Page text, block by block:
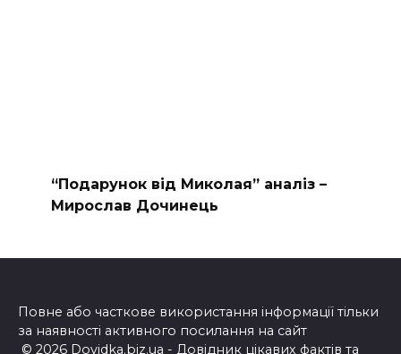
“Подарунок від Миколая” аналіз –
Мирослав Дочинець
Повне або часткове використання інформації тільки
за наявності активного посилання на сайт
© 2026 Dovidka.biz.ua - Довідник цікавих фактів та